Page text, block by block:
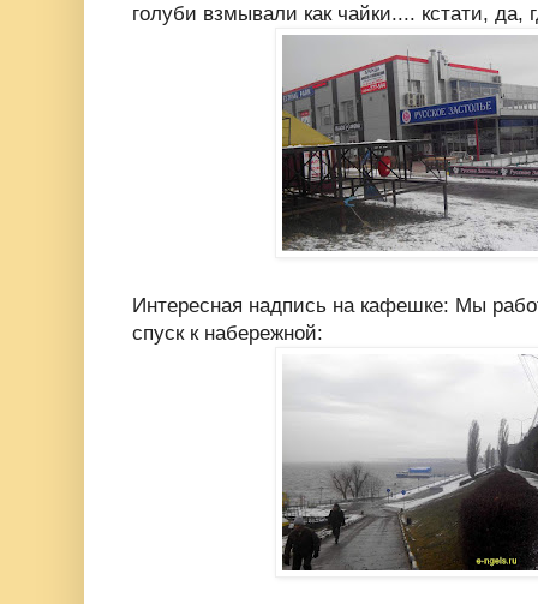
голуби взмывали как чайки.... кстати, да,
Интересная надпись на кафешке: Мы
спуск к набережной: